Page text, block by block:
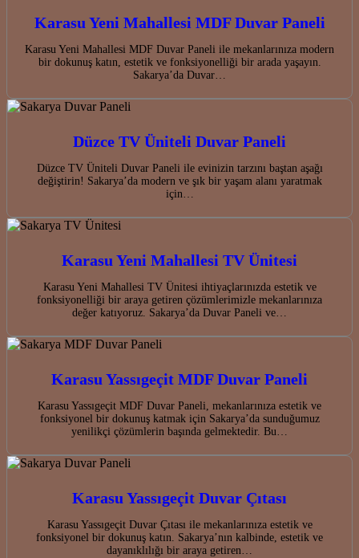
Karasu Yeni Mahallesi MDF Duvar Paneli
Karasu Yeni Mahallesi MDF Duvar Paneli ile mekanlarınıza modern
bir dokunuş katın, estetik ve fonksiyonelliği bir arada yaşayın.
Sakarya’da Duvar…
Düzce TV Üniteli Duvar Paneli
Düzce TV Üniteli Duvar Paneli ile evinizin tarzını baştan aşağı
değiştirin! Sakarya’da modern ve şık bir yaşam alanı yaratmak
için…
Karasu Yeni Mahallesi TV Ünitesi
Karasu Yeni Mahallesi TV Ünitesi ihtiyaçlarınızda estetik ve
fonksiyonelliği bir araya getiren çözümlerimizle mekanlarınıza
değer katıyoruz. Sakarya’da Duvar Paneli ve…
Karasu Yassıgeçit MDF Duvar Paneli
Karasu Yassıgeçit MDF Duvar Paneli, mekanlarınıza estetik ve
fonksiyonel bir dokunuş katmak için Sakarya’da sunduğumuz
yenilikçi çözümlerin başında gelmektedir. Bu…
Karasu Yassıgeçit Duvar Çıtası
Karasu Yassıgeçit Duvar Çıtası ile mekanlarınıza estetik ve
fonksiyonel bir dokunuş katın. Sakarya’nın kalbinde, estetik ve
dayanıklılığı bir araya getiren…